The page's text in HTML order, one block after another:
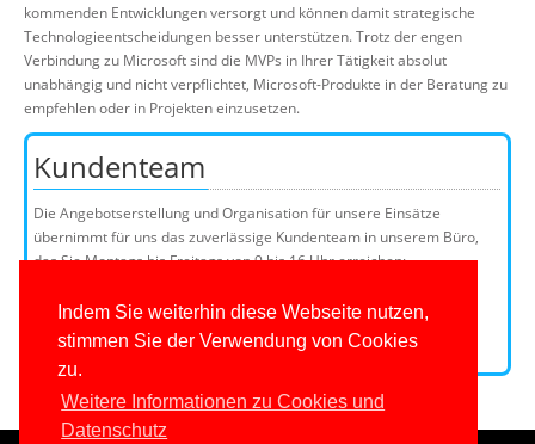
Indem Sie weiterhin diese Webseite nutzen,
stimmen Sie der Verwendung von Cookies
zu.
Weitere Informationen zu Cookies und
Datenschutz
kommenden Entwicklungen versorgt und können damit strategische
Technologieentscheidungen besser unterstützen. Trotz der engen
Verbindung zu Microsoft sind die MVPs in Ihrer Tätigkeit absolut
unabhängig und nicht verpflichtet, Microsoft-Produkte in der Beratung zu
empfehlen oder in Projekten einzusetzen.
Kundenteam
Die Angebotserstellung und Organisation für unsere Einsätze
übernimmt für uns das zuverlässige Kundenteam in unserem Büro,
das Sie Montags bis Freitags von 9 bis 16 Uhr erreichen:
E-Mail:
Kundenteammitglieder